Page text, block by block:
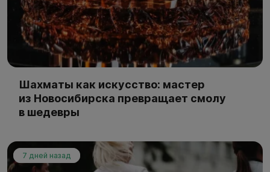
Шахматы как искусство: мастер
из Новосибирска превращает смолу
в шедевры
7 дней назад